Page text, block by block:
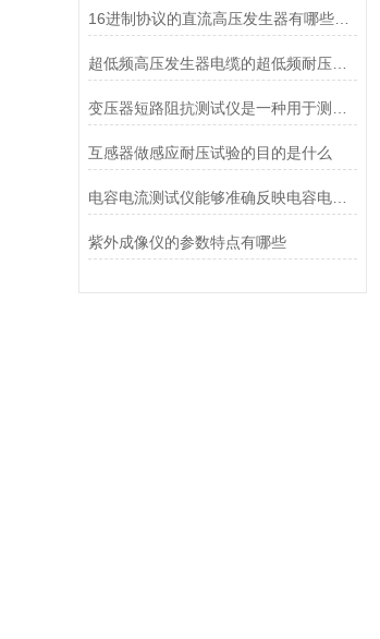
16进制协议的直流高压发生器有哪些特点
超低频高压发生器电缆的超低频耐压试验方法
互感器做感应耐压试验的目的是什么
电容电流测试仪能够准确反映电容电流的真实情况
紫外成像仪的参数特点有哪些